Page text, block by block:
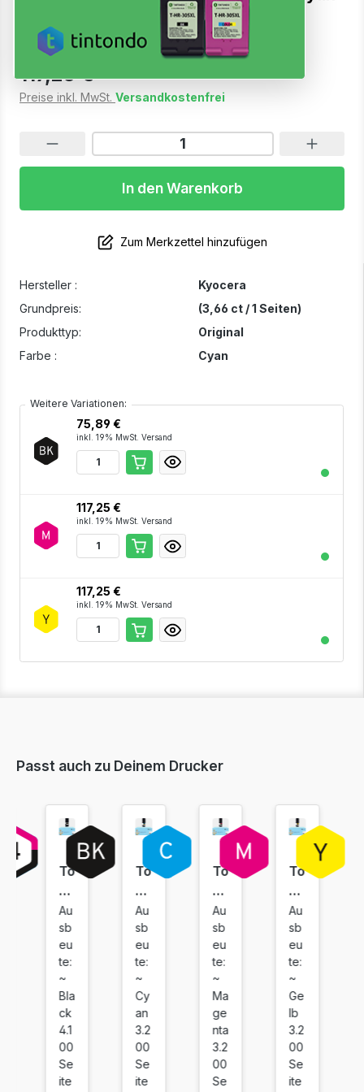
Hersteller :
Kyocera
Grundpreis:
(3,66 ct / 1 Seiten)
Produkttyp:
Original
Farbe :
Cyan
Weitere Variationen:
75,89 €
inkl. 19% MwSt. Versand
117,25 €
inkl. 19% MwSt. Versand
117,25 €
inkl. 19% MwSt. Versand
Sofort verfügbar, Lieferzeit: 1-3 Werktage
117,25 €
Preise inkl. MwSt. Versandkostenfrei
In den Warenkorb
Zum Merkzettel hinzufügen
Passt auch zu Deinem Drucker
To
ne
r
ko
m
pa
tib
el
fü
r
Ky
oc
Au
sb
eu
te:
~
Bla
ck
4.1
00
Se
ite
To
ne
r
ko
m
pa
tib
el
fü
r
Ky
oc
Au
sb
eu
te:
~
Cy
an
3.2
00
Se
ite
To
ne
r
ko
m
pa
tib
el
fü
r
Ky
oc
Au
sb
eu
te:
~
Ma
ge
nta
3.2
00
Se
To
ne
r
ko
m
pa
tib
el
fü
r
Ky
oc
Au
sb
eu
te:
~
Ge
lb
3.2
00
Se
ite